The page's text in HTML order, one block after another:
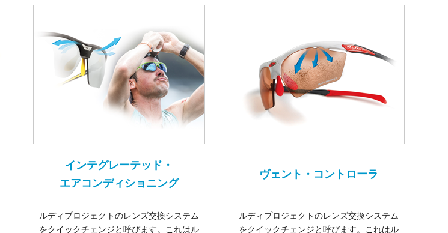
インテグレーテッド・
エアコンディショニング
ルディプロジェクトのレンズ交換システム
をクイックチェンジと呼びます。これはル
ヴェント・コントローラ
ルディプロジェクトのレンズ交換システム
をクイックチェンジと呼びます。これはル